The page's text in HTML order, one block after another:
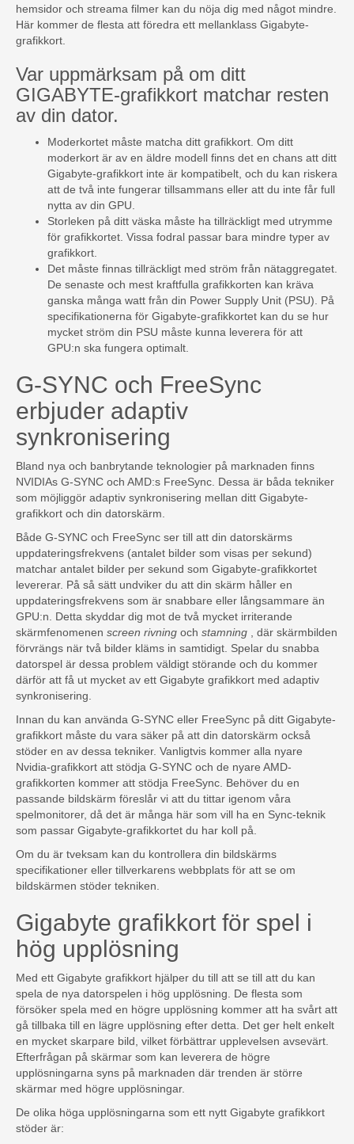
hemsidor och streama filmer kan du nöja dig med något mindre.
Här kommer de flesta att föredra ett mellanklass Gigabyte-
grafikkort.
Var uppmärksam på om ditt
GIGABYTE-grafikkort matchar resten
av din dator.
Moderkortet måste matcha ditt grafikkort. Om ditt
moderkort är av en äldre modell finns det en chans att ditt
Gigabyte-grafikkort inte är kompatibelt, och du kan riskera
att de två inte fungerar tillsammans eller att du inte får full
nytta av din GPU.
Storleken på ditt väska måste ha tillräckligt med utrymme
för grafikkortet. Vissa fodral passar bara mindre typer av
grafikkort.
Det måste finnas tillräckligt med ström från nätaggregatet.
De senaste och mest kraftfulla grafikkorten kan kräva
ganska många watt från din Power Supply Unit (PSU). På
specifikationerna för Gigabyte-grafikkortet kan du se hur
mycket ström din PSU måste kunna leverera för att
GPU:n ska fungera optimalt.
G-SYNC och FreeSync
erbjuder adaptiv
synkronisering
Bland nya och banbrytande teknologier på marknaden finns
NVIDIAs G-SYNC och AMD:s FreeSync. Dessa är båda tekniker
som möjliggör adaptiv synkronisering mellan ditt Gigabyte-
grafikkort och din datorskärm.
Både G-SYNC och FreeSync ser till att din datorskärms
uppdateringsfrekvens (antalet bilder som visas per sekund)
matchar antalet bilder per sekund som Gigabyte-grafikkortet
levererar. På så sätt undviker du att din skärm håller en
uppdateringsfrekvens som är snabbare eller långsammare än
GPU:n. Detta skyddar dig mot de två mycket irriterande
skärmfenomenen screen rivning och stamning , där skärmbilden
förvrängs när två bilder kläms in samtidigt. Spelar du snabba
datorspel är dessa problem väldigt störande och du kommer
därför att få ut mycket av ett Gigabyte grafikkort med adaptiv
synkronisering.
Innan du kan använda G-SYNC eller FreeSync på ditt Gigabyte-
grafikkort måste du vara säker på att din datorskärm också
stöder en av dessa tekniker. Vanligtvis kommer alla nyare
Nvidia-grafikkort att stödja G-SYNC och de nyare AMD-
grafikkorten kommer att stödja FreeSync. Behöver du en
passande bildskärm föreslår vi att du tittar igenom våra
spelmonitorer, då det är många här som vill ha en Sync-teknik
som passar Gigabyte-grafikkortet du har koll på.
Om du är tveksam kan du kontrollera din bildskärms
specifikationer eller tillverkarens webbplats för att se om
bildskärmen stöder tekniken.
Gigabyte grafikkort för spel i
hög upplösning
Med ett Gigabyte grafikkort hjälper du till att se till att du kan
spela de nya datorspelen i hög upplösning. De flesta som
försöker spela med en högre upplösning kommer att ha svårt att
gå tillbaka till en lägre upplösning efter detta. Det ger helt enkelt
en mycket skarpare bild, vilket förbättrar upplevelsen avsevärt.
Efterfrågan på skärmar som kan leverera de högre
upplösningarna syns på marknaden där trenden är större
skärmar med högre upplösningar.
De olika höga upplösningarna som ett nytt Gigabyte grafikkort
stöder är: